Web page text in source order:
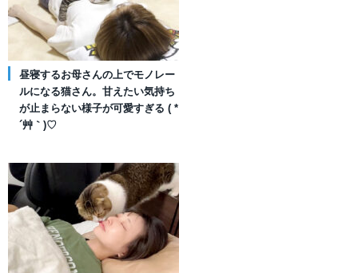
昼寝するお母さんの上でモノレー
ルになる猫さん。甘えたい気持ち
が止まらない様子が可愛すぎる ( *
´艸｀)♡